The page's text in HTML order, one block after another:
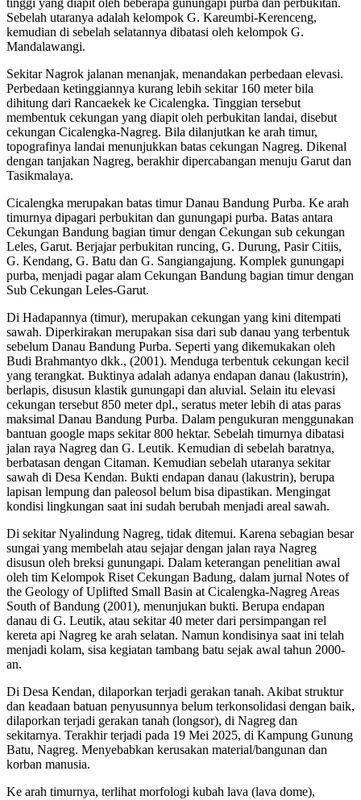
Sebelah utaranya adalah kelompok G. Kareumbi-Kerenceng,
kemudian di sebelah selatannya dibatasi oleh kelompok G.
Mandalawangi.
Sekitar Nagrok jalanan menanjak, menandakan perbedaan elevasi.
Perbedaan ketinggiannya kurang lebih sekitar 160 meter bila
dihitung dari Rancaekek ke Cicalengka. Tinggian tersebut
membentuk cekungan yang diapit oleh perbukitan landai, disebut
cekungan Cicalengka-Nagreg. Bila dilanjutkan ke arah timur,
topografinya landai menunjukkan batas cekungan Nagreg. Dikenal
dengan tanjakan Nagreg, berakhir dipercabangan menuju Garut dan
Tasikmalaya.
Cicalengka merupakan batas timur Danau Bandung Purba. Ke arah
timurnya dipagari perbukitan dan gunungapi purba. Batas antara
Cekungan Bandung bagian timur dengan Cekungan sub cekungan
Leles, Garut. Berjajar perbukitan runcing, G. Durung, Pasir Citiis,
G. Kendang, G. Batu dan G. Sangiangajung. Komplek gunungapi
purba, menjadi pagar alam Cekungan Bandung bagian timur dengan
Sub Cekungan Leles-Garut.
Di Hadapannya (timur), merupakan cekungan yang kini ditempati
sawah. Diperkirakan merupakan sisa dari sub danau yang terbentuk
sebelum Danau Bandung Purba. Seperti yang dikemukakan oleh
Budi Brahmantyo dkk., (2001). Menduga terbentuk cekungan kecil
yang terangkat. Buktinya adalah adanya endapan danau (lakustrin),
berlapis, disusun klastik gunungapi dan aluvial. Selain itu elevasi
cekungan tersebut 850 meter dpl., seratus meter lebih di atas paras
maksimal Danau Bandung Purba. Dalam pengukuran menggunakan
bantuan google maps sekitar 800 hektar. Sebelah timurnya dibatasi
jalan raya Nagreg dan G. Leutik. Kemudian di sebelah baratnya,
berbatasan dengan Citaman. Kemudian sebelah utaranya sekitar
sawah di Desa Kendan. Bukti endapan danau (lakustrin), berupa
lapisan lempung dan paleosol belum bisa dipastikan. Mengingat
kondisi lingkungan saat ini sudah berubah menjadi areal sawah.
Di sekitar Nyalindung Nagreg, tidak ditemui. Karena sebagian besar
sungai yang membelah atau sejajar dengan jalan raya Nagreg
disusun oleh breksi gunungapi. Dalam keterangan penelitian awal
oleh tim Kelompok Riset Cekungan Badung, dalam jurnal Notes of
the Geology of Uplifted Small Basin at Cicalengka-Nagreg Areas
South of Bandung (2001), menunjukan bukti. Berupa endapan
danau di G. Leutik, atau sekitar 40 meter dari persimpangan rel
kereta api Nagreg ke arah selatan. Namun kondisinya saat ini telah
menjadi kolam, sisa kegiatan tambang batu sejak awal tahun 2000-
an.
Di Desa Kendan, dilaporkan terjadi gerakan tanah. Akibat struktur
dan keadaan batuan penyusunnya belum terkonsolidasi dengan baik,
dilaporkan terjadi gerakan tanah (longsor), di Nagreg dan
sekitarnya. Terakhir terjadi pada 19 Mei 2025, di Kampung Gunung
Batu, Nagreg. Menyebabkan kerusakan material/bangunan dan
korban manusia.
Ke arah timurnya, terlihat morfologi kubah lava (lava dome),